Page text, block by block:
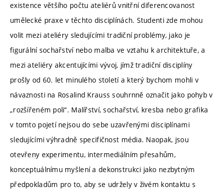
existence většího počtu ateliérů vnitřní diferencovanost
umělecké praxe v těchto disciplínách. Studenti zde mohou
volit mezi ateliéry sledujícími tradiční problémy, jako je
figurální sochařství nebo malba ve vztahu k architektuře, a
mezi ateliéry akcentujícími vývoj, jímž tradiční disciplíny
prošly od 60. let minulého století a který bychom mohli v
návaznosti na Rosalind Krauss souhrnně označit jako pohyb v
„rozšířeném poli“. Malířství, sochařství, kresba nebo grafika
v tomto pojetí nejsou do sebe uzavřenými disciplínami
sledujícími výhradně specifičnost média. Naopak, jsou
otevřeny experimentu, intermediálním přesahům,
konceptuálnímu myšlení a dekonstrukci jako nezbytným
předpokladům pro to, aby se udržely v živém kontaktu s